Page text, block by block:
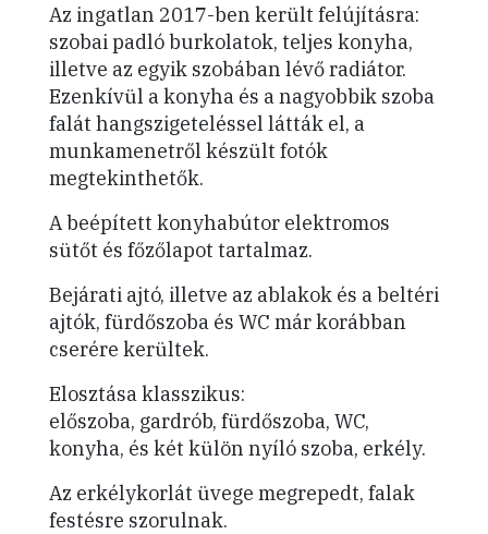
Az ingatlan 2017-ben került felújításra:
szobai padló burkolatok, teljes konyha,
illetve az egyik szobában lévő radiátor.
Ezenkívül a konyha és a nagyobbik szoba
falát hangszigeteléssel látták el, a
munkamenetről készült fotók
megtekinthetők.
A beépített konyhabútor elektromos
sütőt és főzőlapot tartalmaz.
Bejárati ajtó, illetve az ablakok és a beltéri
ajtók, fürdőszoba és WC már korábban
cserére kerültek.
Elosztása klasszikus:
előszoba, gardrób, fürdőszoba, WC,
konyha, és két külön nyíló szoba, erkély.
Az erkélykorlát üvege megrepedt, falak
festésre szorulnak.